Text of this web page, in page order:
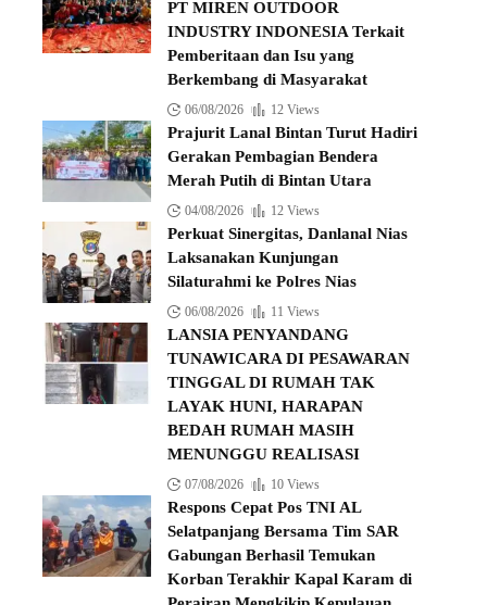
PT MIREN OUTDOOR
INDUSTRY INDONESIA Terkait
Pemberitaan dan Isu yang
Berkembang di Masyarakat
06/08/2026 12 Views
Prajurit Lanal Bintan Turut Hadiri
Gerakan Pembagian Bendera
Merah Putih di Bintan Utara
04/08/2026 12 Views
Perkuat Sinergitas, Danlanal Nias
Laksanakan Kunjungan
Silaturahmi ke Polres Nias
06/08/2026 11 Views
LANSIA PENYANDANG
TUNAWICARA DI PESAWARAN
TINGGAL DI RUMAH TAK
LAYAK HUNI, HARAPAN
BEDAH RUMAH MASIH
MENUNGGU REALISASI
07/08/2026 10 Views
Respons Cepat Pos TNI AL
Selatpanjang Bersama Tim SAR
Gabungan Berhasil Temukan
Korban Terakhir Kapal Karam di